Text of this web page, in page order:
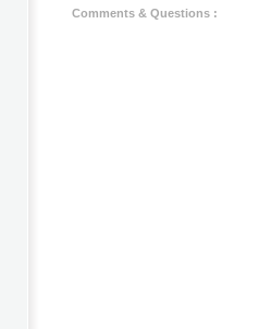
Comments & Questions :